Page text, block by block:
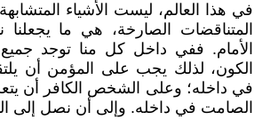
في هذا العالم، ليست الأشياء
المتناقضات الصارخة، هي ما
الأمام. ففي داخل كل منا توجد
الكون، لذلك يجب على المؤمن أن
في داخله؛ وعلى الشخص الكافر أن
الصامت في داخله. وإلى أن نصل إلى